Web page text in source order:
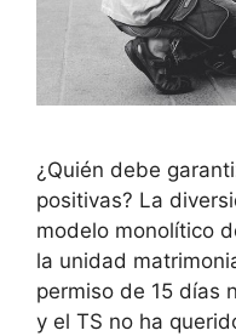
¿Quién debe
positivas? La
modelo monolítico
la unidad
permiso de 15 días
y el TS no ha